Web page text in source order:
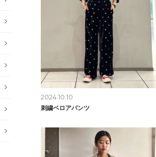
2024.10.10
刺繍ベロアパンツ